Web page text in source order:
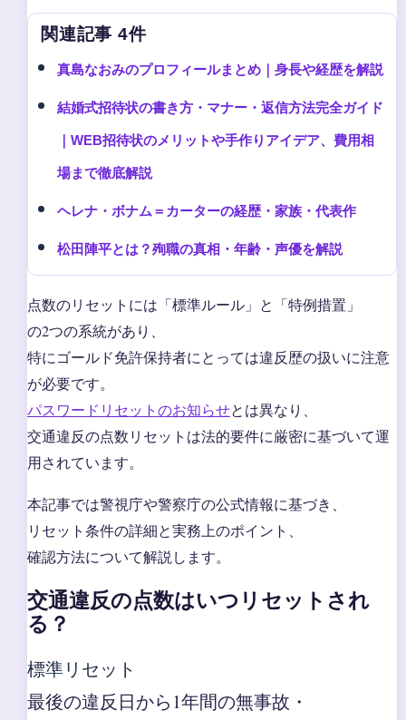
関連記事 4件
真島なおみのプロフィールまとめ｜身長や経歴を解説
結婚式招待状の書き方・マナー・返信方法完全ガイド
｜WEB招待状のメリットや手作りアイデア、費用相
場まで徹底解説
ヘレナ・ボナム＝カーターの経歴・家族・代表作
松田陣平とは？殉職の真相・年齢・声優を解説
点数のリセットには「標準ルール」と「特例措置」
の2つの系統があり、
特にゴールド免許保持者にとっては違反歴の扱いに注意
が必要です。
パスワードリセットのお知らせとは異なり、
交通違反の点数リセットは法的要件に厳密に基づいて運
用されています。
本記事では警視庁や警察庁の公式情報に基づき、
リセット条件の詳細と実務上のポイント、
確認方法について解説します。
交通違反の点数はいつリセットされ
る？
標準リセット
最後の違反日から1年間の無事故・